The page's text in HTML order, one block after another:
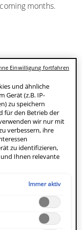
months.
und ähnliche
Gerät (z.B. IP-
zu speichern
für den Betrieb der
wir nur mit
verbessern, ihre
zu identifizieren,
Ihnen relevante
Sie können
die
Einstellungen
aufrufen und
enthalten unsere
Immer aktiv
Einwilligung fortfahren